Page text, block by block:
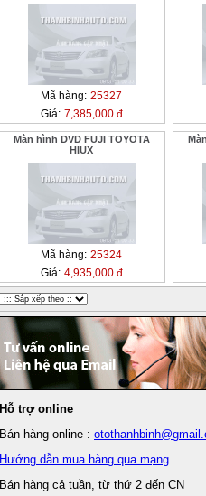
Mã hàng: 25327
Giá: 7,385,000 đ
Màn hình DVD FUJI TOYOTA
HIUX
Mã hàng: 25324
Giá: 4,935,000 đ
Hỗ trợ online
Bán hàng online :
Hướng dẫn mua hàng qua mạng
Bán hàng cả tuần, từ thứ 2 đến CN